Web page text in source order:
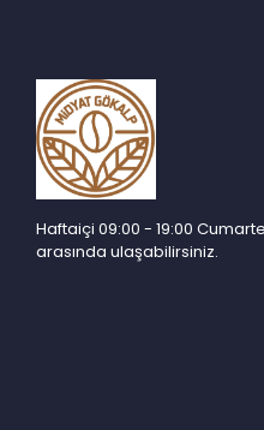
Haftaiçi 09:00 - 19:00
arasında ulaşabilirsiniz.